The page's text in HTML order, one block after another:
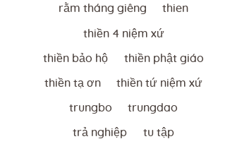
rằm tháng giêng thien
thiền 4 niệm xứ
thiền bảo hộ thiền phật giáo
thiền tạ ơn thiền tứ niệm xứ
trungbo trungdao
trả nghiệp tu tập